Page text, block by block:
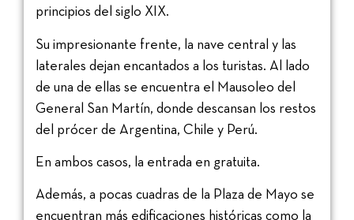
principios del siglo XIX.
Su impresionante frente, la nave central y las
laterales dejan encantados a los turistas. Al lado
de una de ellas se encuentra el Mausoleo del
General San Martín, donde descansan los restos
del prócer de Argentina, Chile y Perú.
En ambos casos, la entrada en gratuita.
Además, a pocas cuadras de la Plaza de Mayo se
encuentran más edificaciones históricas como la